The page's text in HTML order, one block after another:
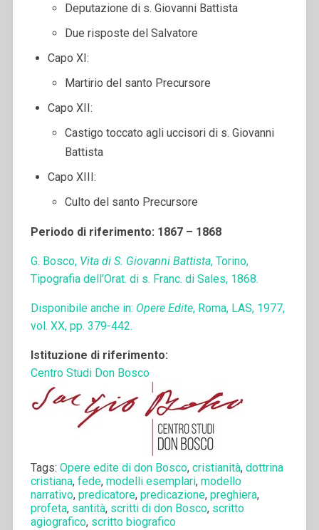
Deputazione di s. Giovanni Battista
Due risposte del Salvatore
Capo XI:
Martirio del santo Precursore
Capo XII:
Castigo toccato agli uccisori di s. Giovanni
Battista
Capo XIII:
Culto del santo Precursore
Periodo di riferimento: 1867 – 1868
G. Bosco, Vita di S. Giovanni Battista, Torino,
Tipografia dell’Orat. di s. Franc. di Sales, 1868.
Disponibile anche in: Opere Edite, Roma, LAS, 1977,
vol. XX, pp. 379-442.
Istituzione di riferimento:
Centro Studi Don Bosco
Tags: Opere edite di don Bosco, cristianità, dottrina
cristiana, fede, modelli esemplari, modello
narrativo, predicatore, predicazione, preghiera,
profeta, santità, scritti di don Bosco, scritto
agiografico, scritto biografico